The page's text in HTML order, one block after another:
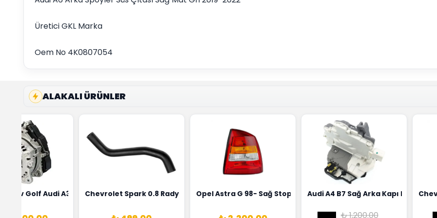
Üretici GKL Marka
Oem No 4K0807054
ALAKALI ÜRÜNLER
Bosch Marka 1628HN-0258010081
Wv Golf Audi A3 Şarj Alternatörü Valeo Marka 05E903018G
Chevrolet Spark 0.8 Radyatör Üst Hortumu Rapro Marka 96591464
Opel Astra G 98- Sağ Stop Lambası Depo Marka 6223020
Audi A4 B7 Sağ Arka Kapı Kilit
₺ 1,200.00